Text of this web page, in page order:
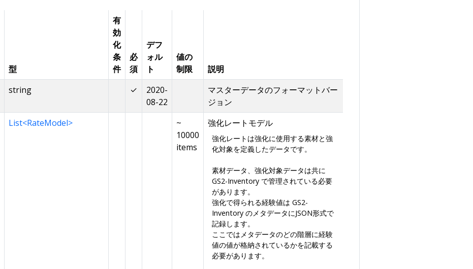
型
有
効
化
条
件
必
須
デフ
ォル
ト
値の
制限
説明
string ✓
2020-
08-22
マスターデータのフォーマットバー
ジョン
List<RateModel>
~
10000
items
強化レートモデル
強化レートは強化に使用する素材と強
化対象を定義したデータです。
素材データ、強化対象データは共に
GS2-Inventory で管理されている必要
があります。
強化で得られる経験値は GS2-
Inventory のメタデータにJSON形式で
記録します。
ここではメタデータのどの階層に経験
値の値が格納されているかを記載する
必要があります。